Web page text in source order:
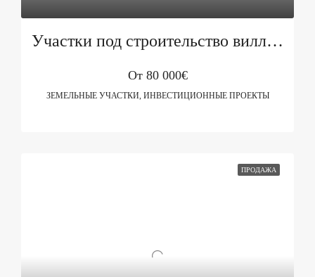
Участки под строительство вилл в Каваче
От80 000€
ЗЕМЕЛЬНЫЕ УЧАСТКИ, ИНВЕСТИЦИОННЫЕ ПРОЕКТЫ
ПРОДАЖА